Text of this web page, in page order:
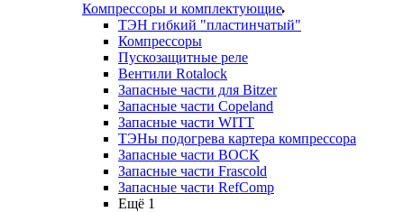
Компрессоры и комплектующие
ТЭН гибкий "пластинчатый"
Компрессоры
Пускозащитные реле
Вентили Rotalock
Запасные части для Bitzer
Запасные части Copeland
Запасные части WITT
ТЭНы подогрева картера компрессора
Запасные части BOCK
Запасные части Frascold
Запасные части RefComp
Ещё 1